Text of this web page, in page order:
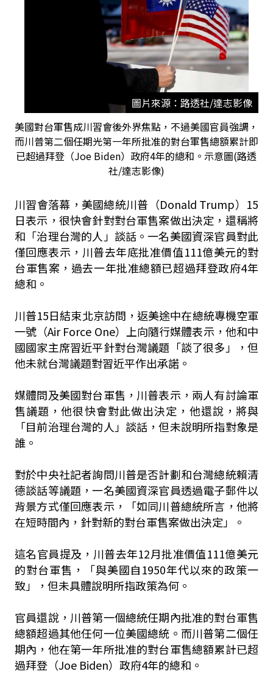
圖片來源：路透社/達志影像
美國對台軍售成川習會後外界焦點，不過美國官員強調，
而川普第二個任期光第一年所批准的對台軍售總額累計即
已超過拜登（Joe Biden）政府4年的總和。示意圖(路透
社/達志影像)
川習會落幕，美國總統川普（Donald Trump）15
日表示，很快會針對對台軍售案做出決定，還稱將
和「治理台灣的人」談話。一名美國資深官員對此
僅回應表示，川普去年底批准價值111億美元的對
台軍售案，過去一年批准總額已超過拜登政府4年
總和。
川普15日結束北京訪問，返美途中在總統專機空軍
一號（Air Force One）上向隨行媒體表示，他和中
國國家主席習近平針對台灣議題「談了很多」，但
他未就台灣議題對習近平作出承諾。
媒體問及美國對台軍售，川普表示，兩人有討論軍
售議題，他很快會對此做出決定，他還說，將與
「目前治理台灣的人」談話，但未說明所指對象是
誰。
對於中央社記者詢問川普是否計劃和台灣總統賴清
德談話等議題，一名美國資深官員透過電子郵件以
背景方式僅回應表示，「如同川普總統所言，他將
在短時間內，針對新的對台軍售案做出決定」。
這名官員提及，川普去年12月批准價值111億美元
的對台軍售，「與美國自1950年代以來的政策一
致」，但未具體說明所指政策為何。
官員還說，川普第一個總統任期內批准的對台軍售
總額超過其他任何一位美國總統。而川普第二個任
期內，他在第一年所批准的對台軍售總額累計已超
過拜登（Joe Biden）政府4年的總和。